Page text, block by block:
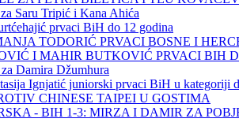
Saru Tripić i Kana Ahića
prvaci BiH do 12 godina
TODORIĆ PRVACI BOSNE I
I MAHIR BUTKOVIĆ PRVACI BIH
Damira Džumhura
Ignjatić juniorski prvaci BiH u kategoriji
CHINESE TAIPEI U GOSTIMA
- BIH 1-3: MIRZA I DAMIR ZA